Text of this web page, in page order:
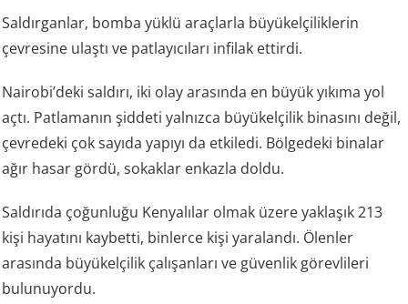
Saldırganlar, bomba yüklü araçlarla büyükelçiliklerin
çevresine ulaştı ve patlayıcıları infilak ettirdi.
Nairobi’deki saldırı, iki olay arasında en büyük yıkıma yol
açtı. Patlamanın şiddeti yalnızca büyükelçilik binasını değil,
çevredeki çok sayıda yapıyı da etkiledi. Bölgedeki binalar
ağır hasar gördü, sokaklar enkazla doldu.
Saldırıda çoğunluğu Kenyalılar olmak üzere yaklaşık 213
kişi hayatını kaybetti, binlerce kişi yaralandı. Ölenler
arasında büyükelçilik çalışanları ve güvenlik görevlileri
bulunuyordu.